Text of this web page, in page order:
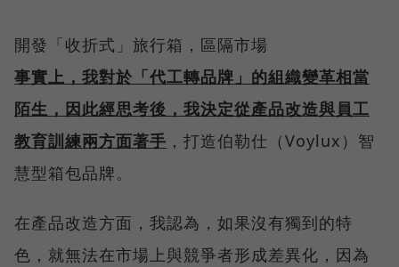
開發「收折式」旅行箱，區隔市場
事實上，我對於「代工轉品牌」的組織變革相當
陌生，因此經思考後，我決定從產品改造與員工
教育訓練兩方面著手 ，打造伯勒仕（Voylux）智
慧型箱包品牌。
在產品改造方面，我認為，如果沒有獨到的特
色，就無法在市場上與競爭者形成差異化，因為